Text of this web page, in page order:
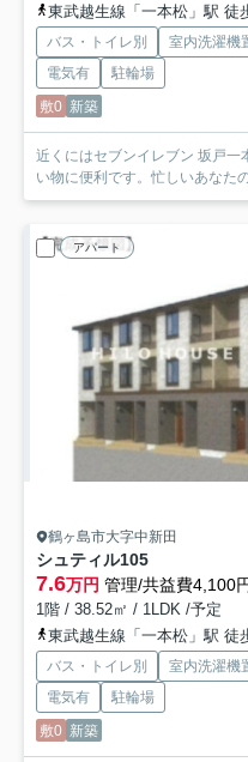
東武越生線「一本松」駅 徒
バス・トイレ別 室内洗濯機
電気有
駐輪場
敷0 新築
近くにはセブンイレブン 坂戸一
い物に便利です。忙しいあなた
アパート
鶴ヶ島市大字中新田
シュティル105
7.6万円 管理/共益費4,100
1階 / 38.52㎡ / 1LDK /予定
東武越生線「一本松」駅 徒
バス・トイレ別 室内洗濯機
電気有
駐輪場
敷0 新築